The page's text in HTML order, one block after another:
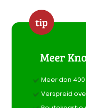
tip
Meer
Meer dan
Verspreid